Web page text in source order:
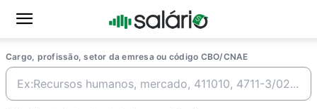
Cargo, profissão, setor da emresa ou código CBO/CNAE